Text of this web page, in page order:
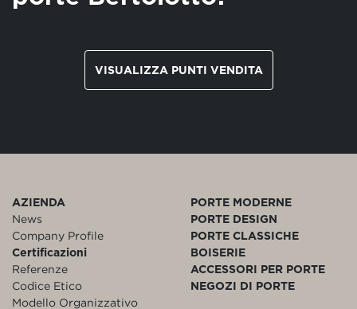
VISUALIZZA PUNTI VENDITA
AZIENDA
News
Company Profile
Certificazioni
Referenze
Codice Etico
Modello Organizzativo
PORTE MODERNE
PORTE DESIGN
PORTE CLASSICHE
BOISERIE
ACCESSORI PER PORTE
NEGOZI DI PORTE